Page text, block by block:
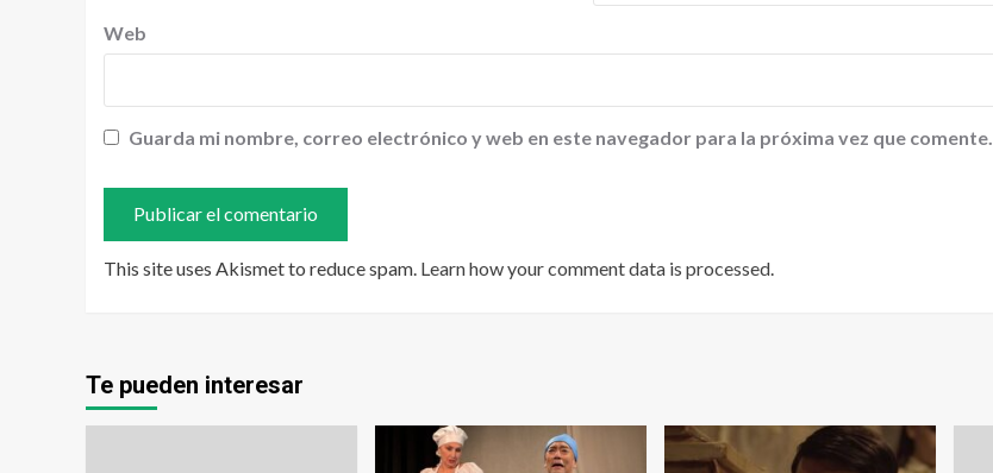
Web
Guarda mi nombre, correo electrónico y web en este navegador para la próxima vez que comente.
This site uses Akismet to reduce spam. Learn how your comment data is processed.
Te pueden interesar